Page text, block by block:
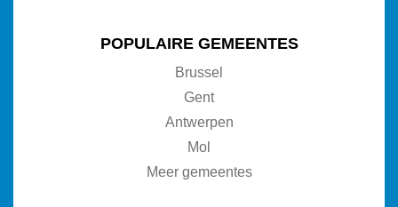
POPULAIRE GEMEENTES
Brussel
Gent
Antwerpen
Mol
Meer gemeentes